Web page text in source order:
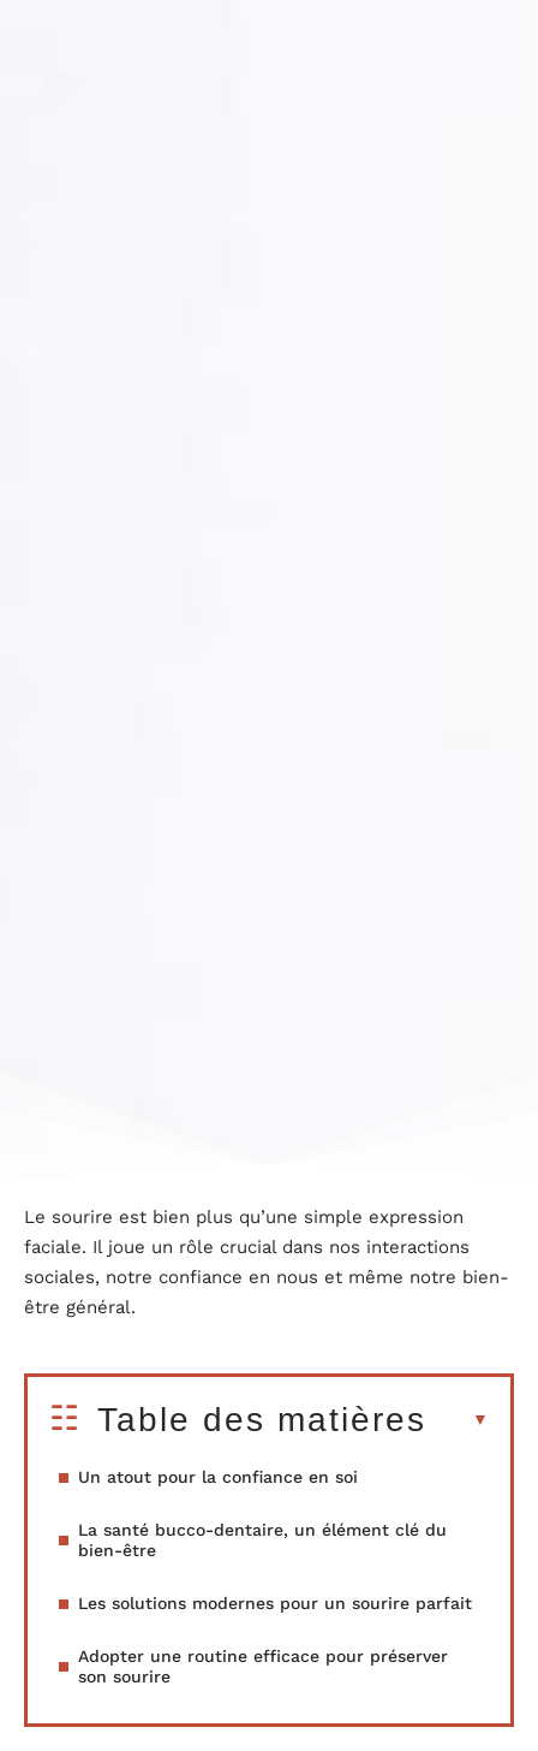
Le sourire est bien plus qu’une simple expression
faciale. Il joue un rôle crucial dans nos interactions
sociales, notre confiance en nous et même notre bien-
être général.
Table des matières
Un atout pour la confiance en soi
La santé bucco-dentaire, un élément clé du
bien-être
Les solutions modernes pour un sourire parfait
Adopter une routine efficace pour préserver
son sourire